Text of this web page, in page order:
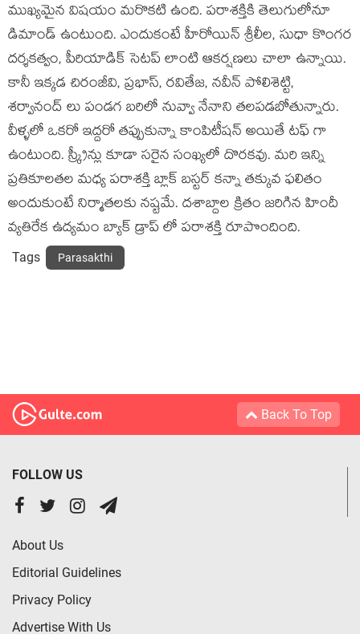
ముఖ్యమైన విషయం మరొకటి ఉంది. పరాశక్తికి తెలుగులోనూ
డిమాండ్ ఉంటుంది. ఎందుకంటే హీరోయిన్ శ్రీలీల, సుధా కొంగర
దర్శకత్వం, పీరియాడిక్ సెటప్ లాంటి ఆకర్షణలు చాలా ఉన్నాయి.
కానీ ఇక్కడ చిరంజీవి, ప్రభాస్, రవితేజ, నవీన్ పోలిశెట్టి,
శర్వానంద్ లు పండగ బరిలో నువ్వా నేనాని తలపడబోతున్నారు.
వీళ్ళలో ఒకరో ఇద్దరో తప్పుకున్నా కాంపిటీషన్ అయితే టఫ్ గా
ఉంటుంది. స్క్రీన్లు కూడా సరైన సంఖ్యలో దొరకవు. మరి ఇన్ని
ప్రతికూలతల మధ్య పరాశక్తి బ్లాక్ బస్టర్ కన్నా తక్కువ ఫలితం
అందుకుంటే నిర్మాతలకు నష్టమే. దశాబ్దాల క్రితం జరిగిన హిందీ
వ్యతిరేక ఉద్యమం బ్యాక్ డ్రాప్ లో పరాశక్తి రూపొందింది.
Tags Parasakthi
Back To Top
FOLLOW US
About Us
Editorial Guidelines
Privacy Policy
Advertise With Us